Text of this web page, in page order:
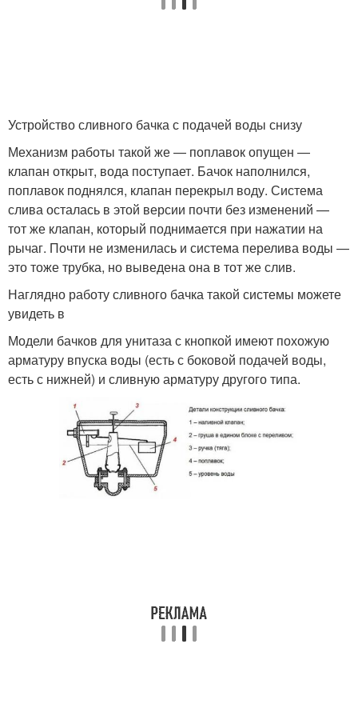
Устройство сливного бачка с подачей воды снизу
Механизм работы такой же — поплавок опущен —
клапан открыт, вода поступает. Бачок наполнился,
поплавок поднялся, клапан перекрыл воду. Система
слива осталась в этой версии почти без изменений —
тот же клапан, который поднимается при нажатии на
рычаг. Почти не изменилась и система перелива воды —
это тоже трубка, но выведена она в тот же слив.
Наглядно работу сливного бачка такой системы можете
увидеть в
Модели бачков для унитаза с кнопкой имеют похожую
арматуру впуска воды (есть с боковой подачей воды,
есть с нижней) и сливную арматуру другого типа.